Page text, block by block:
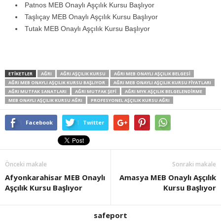
Patnos MEB Onaylı Aşçılık Kursu Başlıyor
Taşlıçay MEB Onaylı Aşçılık Kursu Başlıyor
Tutak MEB Onaylı Aşçılık Kursu Başlıyor
ETİKETLER AĞRI AĞRI AŞÇILIK KURSU
AĞRI MEB ONAYLI AŞÇILIK BELGESI
AĞRI MEB ONAYLI AŞÇILIK KURSU BAŞLIYOR
AĞRI MEB ONAYLI AŞÇILIK KURSU FIYATLARI
AĞRI MUTFAK SANATLARI
AĞRI MUTFAK ŞEFI
AĞRI MYK AŞÇILIK BELGELENDIRME
MEB ONAYLI AŞÇILIK KURSU AĞRI
PROFESYONEL AŞÇILIK KURSU AĞRI
Facebook Twitter
Önceki makale
Afyonkarahisar MEB Onaylı
Aşçılık Kursu Başlıyor
Sonraki makale
Amasya MEB Onaylı Aşçılık
Kursu Başlıyor
safeport